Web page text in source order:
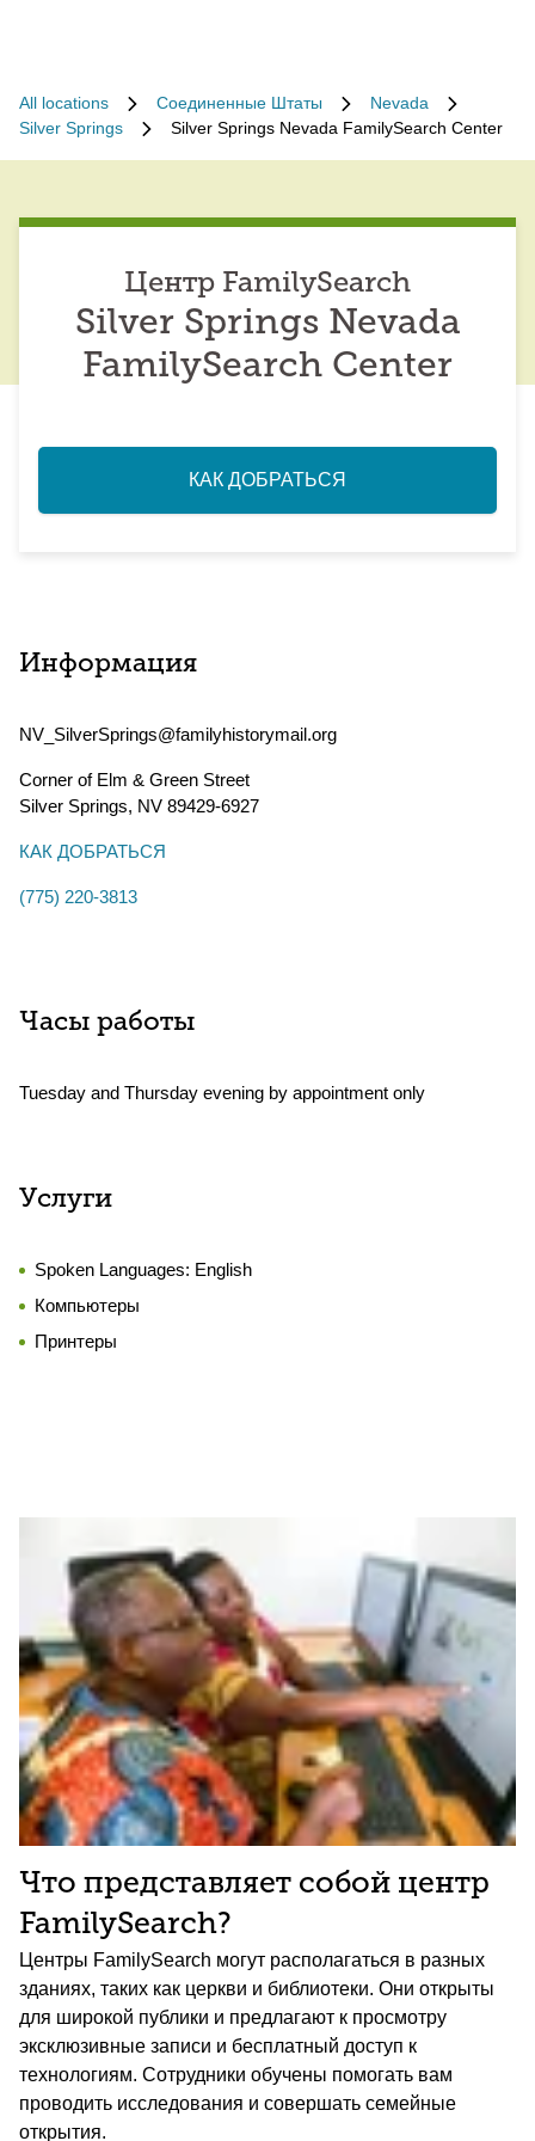
All locations Соединенные Штаты
Nevada
Silver Springs
Silver Springs Nevada FamilySearch Center
Центр FamilySearch
Silver Springs Nevada
FamilySearch Center
КАК ДОБРАТЬСЯ
Информация
NV_SilverSprings@familyhistorymail.org
Corner of Elm & Green Street
Silver Springs, NV 89429-6927
КАК ДОБРАТЬСЯ
(775) 220-3813
Часы работы
Tuesday and Thursday evening by appointment only
Услуги
Spoken Languages: English
Компьютеры
Принтеры
Что представляет собой центр
FamilySearch?
Центры FamilySearch могут располагаться в разных
зданиях, таких как церкви и библиотеки. Они открыты
для широкой публики и предлагают к просмотру
эксклюзивные записи и бесплатный доступ к
технологиям. Сотрудники обучены помогать вам
проводить исследования и совершать семейные
открытия.